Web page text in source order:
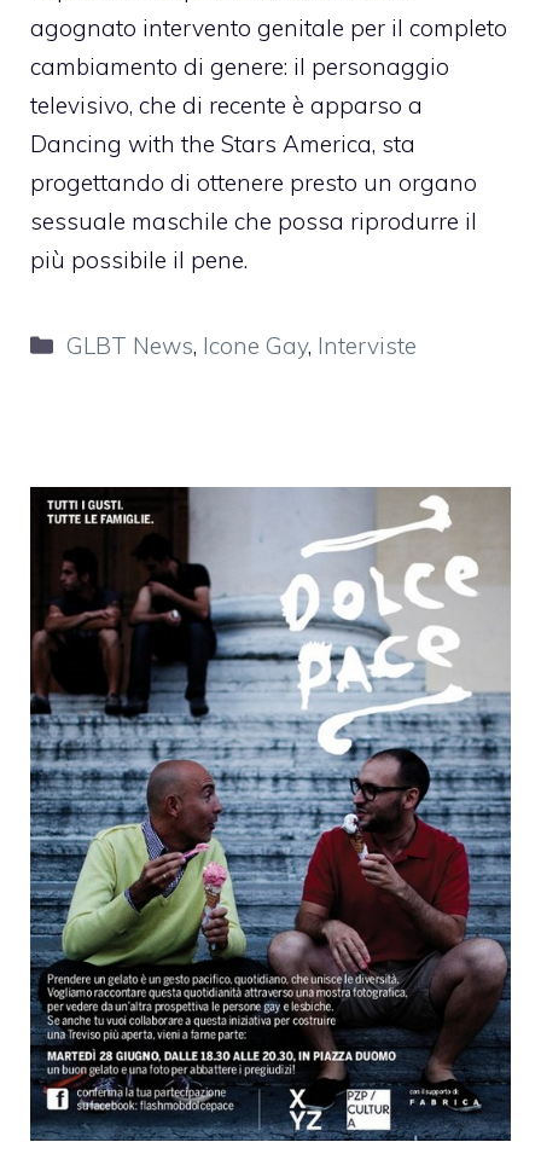
agognato intervento genitale per il completo
cambiamento di genere: il personaggio
televisivo, che di recente è apparso a
Dancing with the Stars America, sta
progettando di ottenere presto un organo
sessuale maschile che possa riprodurre il
più possibile il pene.
Categorie
GLBT News, Icone Gay, Interviste